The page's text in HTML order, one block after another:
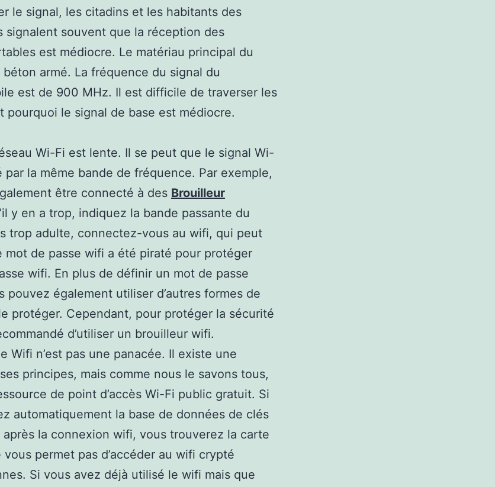
le signal, les citadins et les habitants des
signalent souvent que la réception des
est médiocre. Le matériau principal du
armé. La fréquence du signal du
est de 900 MHz. Il est difficile de traverser les
pourquoi le signal de base est médiocre.
Wi-Fi est lente. Il se peut que le signal Wi-
par la même bande de fréquence. Par exemple,
être connecté à des Brouilleur
y en a trop, indiquez la bande passante du
trop adulte, connectez-vous au wifi, qui peut
mot de passe wifi a été piraté pour protéger
wifi. En plus de définir un mot de passe
pouvez également utiliser d’autres formes de
protéger. Cependant, pour protéger la sécurité
d’utiliser un brouilleur wifi.
Wifi n’est pas une panacée. Il existe une
principes, mais comme nous le savons tous,
de point d’accès Wi-Fi public gratuit. Si
automatiquement la base de données de clés
la connexion wifi, vous trouverez la carte
vous permet pas d’accéder au wifi crypté
Si vous avez déjà utilisé le wifi mais que